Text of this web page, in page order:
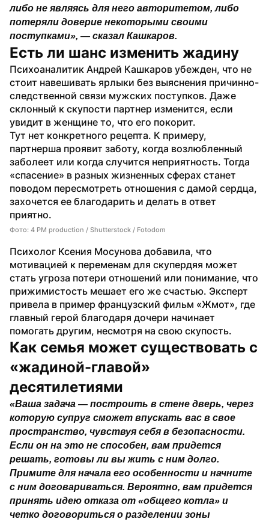
либо не являясь для него авторитетом, либо
потеряли доверие некоторыми своими
поступками», — сказал Кашкаров.
Есть ли шанс изменить жадину
Психоаналитик Андрей Кашкаров убежден, что не
стоит навешивать ярлыки без выяснения причинно-
следственной связи мужских поступков. Даже
склонный к скупости партнер изменится, если
увидит в женщине то, что его покорит.
Тут нет конкретного рецепта. К примеру,
партнерша проявит заботу, когда возлюбленный
заболеет или когда случится неприятность. Тогда
«спасение» в разных жизненных сферах станет
поводом пересмотреть отношения с дамой сердца,
захочется ее благодарить и делать в ответ
приятно.
Фото: 4 PM production / Shutterstock / Fotodom
Психолог Ксения Мосунова добавила, что
мотивацией к переменам для скупердяя может
стать угроза потери отношений или понимание, что
прижимистость мешает его же счастью. Эксперт
привела в пример французский фильм «Жмот», где
главный герой благодаря дочери начинает
помогать другим, несмотря на свою скупость.
Как семья может существовать с
«жадиной-главой»
десятилетиями
«Ваша задача — построить в стене дверь, через
которую супруг сможет впускать вас в свое
пространство, чувствуя себя в безопасности.
Если он на это не способен, вам придется
решать, готовы ли вы жить с ним долго.
Примите для начала его особенности и начните
с ним договариваться. Вероятно, вам придется
принять идею отказа от «общего котла» и
четко договориться о разделении зоны